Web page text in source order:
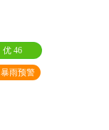
优 46
暴雨预警